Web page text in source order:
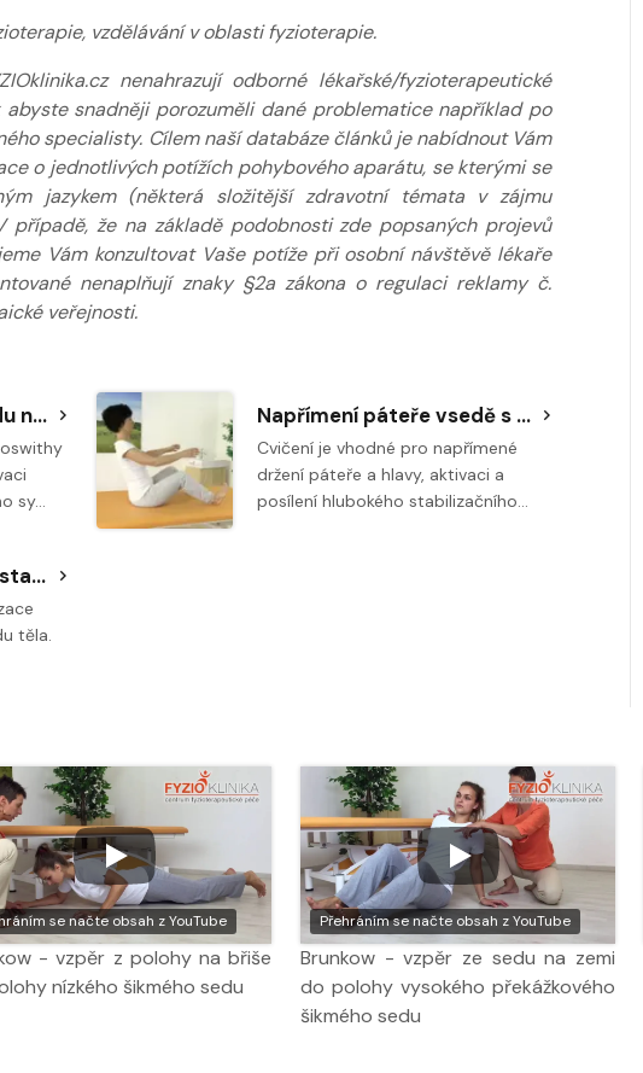
vzdělávání v oblasti fyzioterapie.
nenahrazují odborné lékařské/fyzioterapeutické
snadněji porozuměli dané problematice například po
specialisty. Cílem naší databáze článků je nabídnout Vám
o jednotlivých potížích pohybového aparátu, se kterými se
jazykem (některá složitější zdravotní témata v zájmu
případě, že na základě podobnosti zde popsaných projevů
Vám konzultovat Vaše potíže při osobní návštěvě lékaře
nenaplňují znaky §2a zákona o regulaci reklamy č.
veřejnosti.
Brunkow - vzpěr ze sedu na zemi do polohy vysokého překážkového šikmého sedu
sy…
Napřímení páteře vsedě s dolními končetinami před sebou
Cvičení je vhodné pro napřímené
držení páteře a hlavy, aktivaci a
posílení hlubokého stabilizačního…
Cvičení do kanceláře - stabilizace trupu
těla.
se načte obsah z YouTube
- vzpěr z polohy na břiše
nízkého šikmého sedu
Přehráním se načte obsah z YouTube
Brunkow - vzpěr ze sedu na zemi
do polohy vysokého překážkového
šikmého sedu